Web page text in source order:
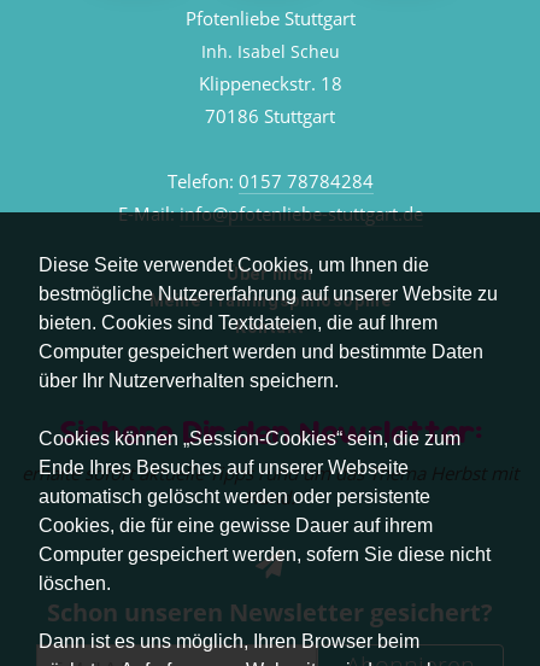
Diese Seite verwendet Cookies, um Ihnen die
bestmögliche Nutzererfahrung auf unserer Website zu
bieten. Cookies sind Textdateien, die auf Ihrem
Computer gespeichert werden und bestimmte Daten
über Ihr Nutzerverhalten speichern.
Cookies können „Session-Cookies“ sein, die zum
Ende Ihres Besuches auf unserer Webseite
automatisch gelöscht werden oder persistente
Cookies, die für eine gewisse Dauer auf ihrem
Computer gespeichert werden, sofern Sie diese nicht
löschen.
Dann ist es uns möglich, Ihren Browser beim
Pfotenliebe Stuttgart
Inh. Isabel Scheu
Klippeneckstr. 18
70186 Stuttgart
Telefon: 0157 78784284
E-Mail:info@pfotenliebe-stuttgart.de
Über mich
Meine Trainingsphilosophie
Kontakt
Sichere Dir den Newsletter:
erhalte sofort aktuelle Tipps rund um das Thema Herbst mit
Hund.
Schon unseren Newsletter gesichert?